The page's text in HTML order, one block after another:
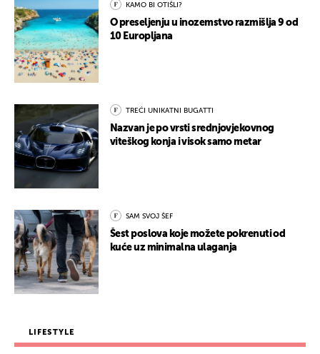
KAMO BI OTIŠLI?
O preseljenju u inozemstvo razmišlja 9 od
10 Europljana
TREĆI UNIKATNI BUGATTI
Nazvan je po vrsti srednjovjekovnog
viteškog konja i visok samo metar
SAM SVOJ ŠEF
Šest poslova koje možete pokrenuti od
kuće uz minimalna ulaganja
LIFESTYLE